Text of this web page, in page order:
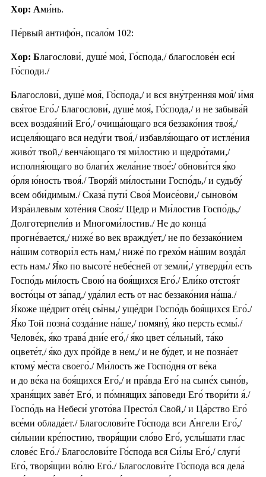
Хор: Ами́нь.
Пе́рвый антифо́н, псало́м 102:
Хор: Благослови́, душе́ моя́, Го́спода,/ благослове́н еси́
Го́споди./
Благослови́, душе́ моя́, Го́спода,/ и вся вну́тренняя моя́/ и́мя
свя́тое Его́./ Благослови́, душе́ моя́, Го́спода,/ и не забыва́й
всех воздая́ний Его́,/ очища́ющаго вся беззако́ния твоя́,/
исцеля́ющаго вся неду́ги твоя́,/ избавля́ющаго от истле́ния
живо́т твой,/ венча́ющаго тя ми́лостию и щедро́тами,/
исполня́ющаго во благи́х жела́ние твое́:/ обнови́тся я́ко
о́рля ю́ность твоя́./ Творя́й ми́лостыни Госпо́дь,/ и судьбу́
всем оби́димым./ Сказа́ пути́ Своя́ Моисе́ови,/ сыново́м
Изра́илевым хоте́ния Своя́:/ Щедр и Ми́лостив Госпо́дь,/
Долготерпели́в и Многоми́лостив./ Не до конца́
прогне́вается,/ ниже́ во век вражду́ет,/ не по беззако́нием
на́шим сотвори́л есть нам,/ ниже́ по грехо́м на́шим возда́л
есть нам./ Я́ко по высоте́ небе́сней от земли́,/ утверди́л есть
Госпо́дь ми́лость Свою́ на боя́щихся Его́./ Ели́ко отстоя́т
восто́цы от за́пад,/ уда́лил есть от нас беззако́ния на́ша./
Я́коже ще́дрит оте́ц сы́ны,/ уще́дри Госпо́дь боя́щихся Его́./
Я́ко Той позна́ созда́ние на́ше,/ помяну́, я́ко персть есмы́./
Челове́к, я́ко трава́ дни́е его́,/ я́ко цвет се́льный, та́ко
оцвете́т,/ я́ко дух про́йде в нем,/ и не бу́дет, и не позна́ет
ктому́ ме́ста своего́./ Ми́лость же Госпо́дня от ве́ка
и до ве́ка на боя́щихся Его́,/ и пра́вда Его́ на сыне́х сыно́в,
храня́щих заве́т Его́, и по́мнящих за́поведи Его́ твори́ти я́./
Госпо́дь на Небеси́ угото́ва Престо́л Свой,/ и Ца́рство Его́
все́ми облада́ет./ Благослови́те Го́спода вси А́нгели Его́,/
си́льнии кре́постию, творя́щии сло́во Его́, услы́шати глас
слове́с Его́./ Благослови́те Го́спода вся Си́лы Его́,/ слуги́
Его́, творя́щии во́лю Его́./ Благослови́те Го́спода вся дела́